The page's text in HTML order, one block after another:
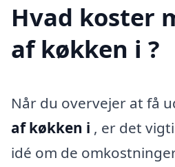
Hvad koster
af køkken i ?
Når du overvejer at få
af køkken i , er det
idé om de